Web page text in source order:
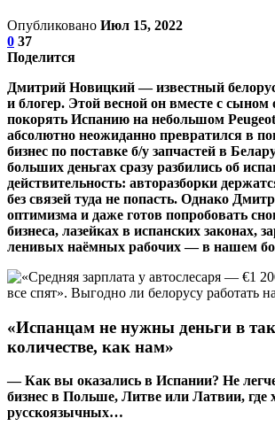
Опубликовано Июл 15, 2022
0 37
Поделится
Дмитрий Новицкий — известный
и блогер. Этой весной он вместе с сыном
покорять Испанию на небольшом
абсолютно неожиданно превратился в
бизнес по поставке б/у запчастей в
больших деньгах сразу разбились об
действительность: авторазборки
без связей туда не попасть. Однако
оптимизма и даже готов попробовать
бизнеса, лазейках в испанских законах,
ленивых наёмных рабочих — в нашем
«Испанцам не нужны деньги в
количестве, как нам»
— Как вы оказались в Испании? Не
бизнес в Польше, Литве или Латвии, где
русскоязычных…